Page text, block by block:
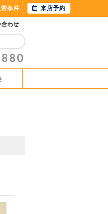
合わせ
条件 来店予約